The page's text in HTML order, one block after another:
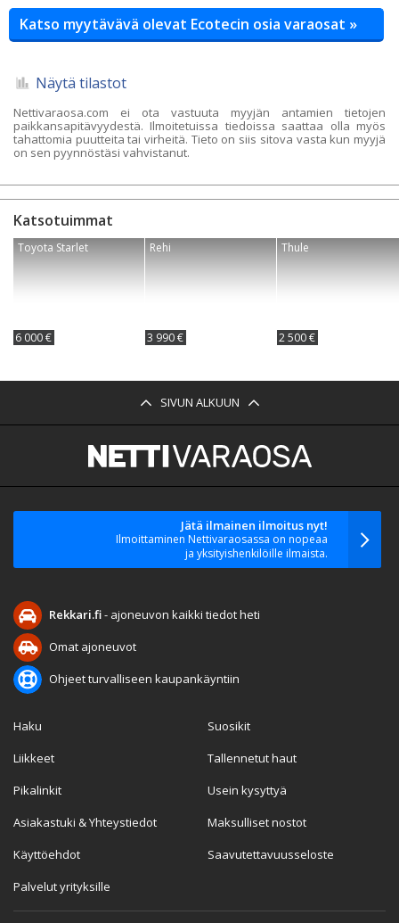
Katso myytävävä olevat Ecotecin osia varaosat »
Näytä tilastot
Nettivaraosa.com ei ota vastuuta myyjän antamien tietojen
paikkansapitävyydestä. Ilmoitetuissa tiedoissa saattaa olla myös
tahattomia puutteita tai virheitä. Tieto on siis sitova vasta kun myyjä
on sen pyynnöstäsi vahvistanut.
Katsotuimmat
Toyota Starlet
6 000 €
Rehi
3 990 €
Thule
2 500 €
SIVUN ALKUUN
Jätä ilmainen ilmoitus nyt!
Ilmoittaminen Nettivaraosassa on nopeaa
ja yksityishenkilöille ilmaista.
Rekkari.fi- ajoneuvon kaikki tiedot heti
Omat ajoneuvot
Ohjeet turvalliseen kaupankäyntiin
Haku
Liikkeet
Pikalinkit
Asiakastuki & Yhteystiedot
Käyttöehdot
Palvelut yrityksille
Suosikit
Tallennetut haut
Usein kysyttyä
Maksulliset nostot
Saavutettavuusseloste